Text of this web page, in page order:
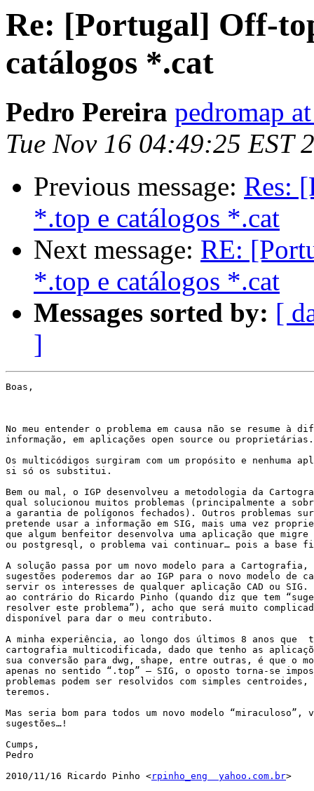
Re: [Portugal] Off-
catálogos *.cat
Pedro Pereira pedromap
Tue Nov 16 04:49:25 EST
Previous message: Res:
*.top e catálogos *.cat
Next message: RE:
*.top e catálogos *.cat
Messages sorted by: [
]
Boas,
No meu entender o problema em causa não se resume à
informação, em aplicações open source ou proprietárias.
Os multicódigos surgiram com um propósito e nenhuma
si só os substitui.
Bem ou mal, o IGP desenvolveu a metodologia da
qual solucionou muitos problemas (principalmente a
a garantia de polígonos fechados). Outros problemas
pretende usar a informação em SIG, mais uma vez
que algum benfeitor desenvolva uma aplicação que migre
ou postgresql, o problema vai continuar… pois a base
A solução passa por um novo modelo para a
sugestões poderemos dar ao IGP para o novo modelo de
servir os interesses de qualquer aplicação CAD ou
ao contrário do Ricardo Pinho (quando diz que tem
resolver este problema”), acho que será muito
disponível para dar o meu contributo.
A minha experiência, ao longo dos últimos 8 anos que
cartografia multicodificada, dado que tenho as
sua conversão para dwg, shape, entre outras, é que o
apenas no sentido “.top” – SIG, o oposto torna-se
problemas podem ser resolvidos com simples centroides,
teremos.
Mas seria bom para todos um novo modelo “miraculoso”,
sugestões…!
Cumps,
Pedro
2010/11/16 Ricardo Pinho <rpinho_eng  yahoo.com.br>